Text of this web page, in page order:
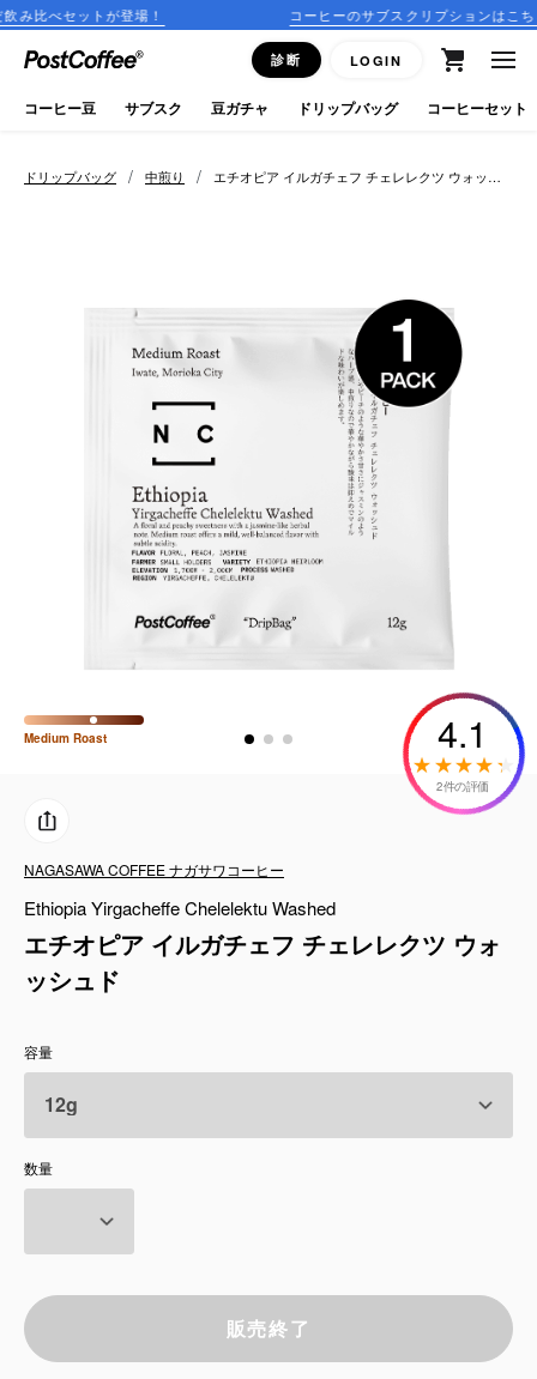
が登場！ コーヒーのサブスクリプションはこちら
診断 LOGIN
close
ログイン
新規会員登録
keyboard_arrow_right
ドリップバッグ
コーヒーセット
ミルク・フード類
アクセサリ
CFFBNS
リキッド
特集
卸販売
コーヒーのサブスク
サービス
お知らせ
店舗情報
ドリップバッグ / 中煎り / エチオピア イルガチェフ チェレレクツ ウォッシ
ュド
Medium Roast 4.1
2件の評価
NAGASAWA COFFEE ナガサワコーヒー
Ethiopia Yirgacheffe Chelelektu Washed
エチオピア イルガチェフ チェレレクツ ウォ
ッシュド
容量
数量
販売終了
コーヒー豆 サブスク 豆ガチャ ドリップバッグ コーヒーセット